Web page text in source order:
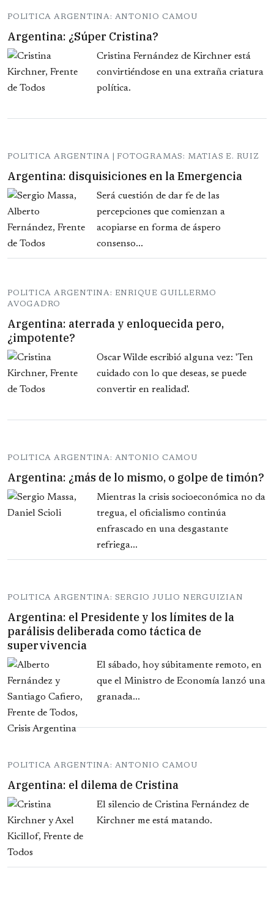
POLITICA ARGENTINA: ANTONIO CAMOU
Argentina: ¿Súper Cristina?
Cristina Fernández de Kirchner está
convirtiéndose en una extraña criatura
política.
POLITICA ARGENTINA | FOTOGRAMAS: MATIAS E. RUIZ
Argentina: disquisiciones en la Emergencia
Será cuestión de dar fe de las
percepciones que comienzan a
acopiarse en forma de áspero
consenso...
POLITICA ARGENTINA: ENRIQUE GUILLERMO
AVOGADRO
Argentina: aterrada y enloquecida pero,
¿impotente?
Oscar Wilde escribió alguna vez: 'Ten
cuidado con lo que deseas, se puede
convertir en realidad'.
POLITICA ARGENTINA: ANTONIO CAMOU
Argentina: ¿más de lo mismo, o golpe de timón?
Mientras la crisis socioeconómica no da
tregua, el oficialismo continúa
enfrascado en una desgastante
refriega...
POLITICA ARGENTINA: SERGIO JULIO NERGUIZIAN
Argentina: el Presidente y los límites de la
parálisis deliberada como táctica de
supervivencia
El sábado, hoy súbitamente remoto, en
que el Ministro de Economía lanzó una
granada...
POLITICA ARGENTINA: ANTONIO CAMOU
Argentina: el dilema de Cristina
El silencio de Cristina Fernández de
Kirchner me está matando.